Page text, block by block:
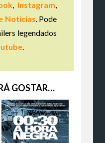
, Instagram
Notícias . Pode
legendados
GOSTAR…